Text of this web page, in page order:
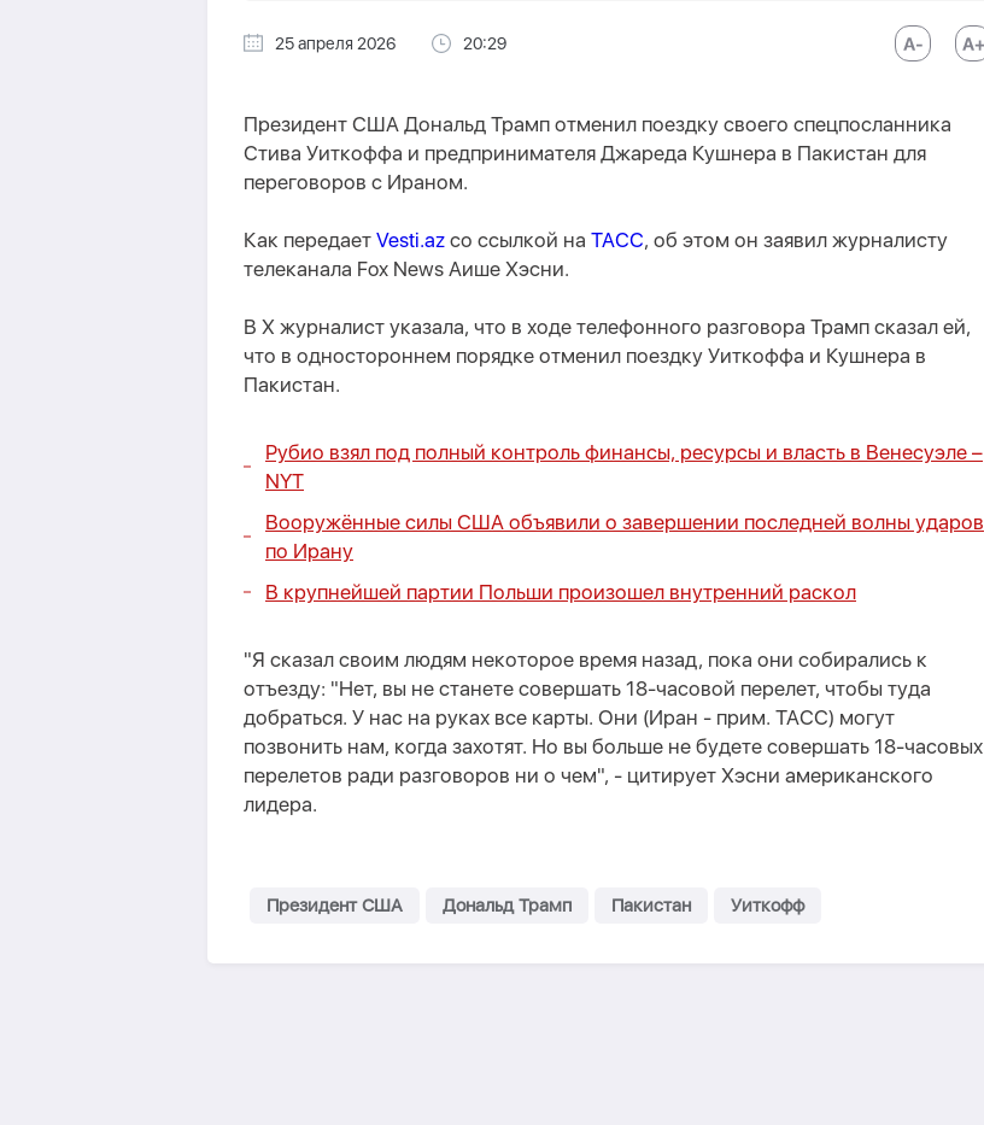
25 апреля 2026 20:29
Президент США Дональд Трамп отменил поездку своего спецпосланника
Стива Уиткоффа и предпринимателя Джареда Кушнера в Пакистан для
переговоров с Ираном.
Как передает Vesti.az со ссылкой на ТАСС, об этом он заявил журналисту
телеканала Fox News Аише Хэсни.
В X журналист указала, что в ходе телефонного разговора Трамп сказал ей,
что в одностороннем порядке отменил поездку Уиткоффа и Кушнера в
Пакистан.
Рубио взял под полный контроль финансы, ресурсы и власть в Венесуэле –
NYT
Вооружённые силы США объявили о завершении последней волны ударов
по Ирану
В крупнейшей партии Польши произошел внутренний раскол
"Я сказал своим людям некоторое время назад, пока они собирались к
отъезду: "Нет, вы не станете совершать 18-часовой перелет, чтобы туда
добраться. У нас на руках все карты. Они (Иран - прим. ТАСС) могут
позвонить нам, когда захотят. Но вы больше не будете совершать 18-часовых
перелетов ради разговоров ни о чем", - цитирует Хэсни американского
лидера.
Президент США Дональд Трамп Пакистан Уиткофф